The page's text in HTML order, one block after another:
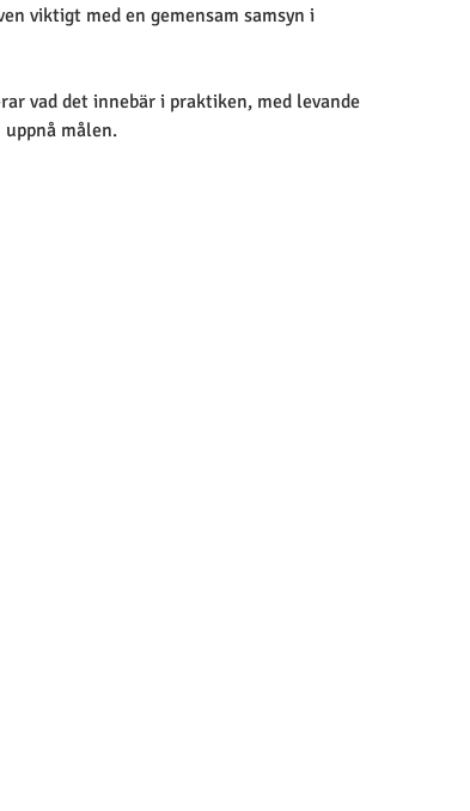
viktigt med en gemensam samsyn i
vad det innebär i praktiken, med levande
målen.